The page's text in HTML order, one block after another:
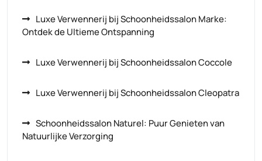
Luxe Verwennerij bij Schoonheidssalon Marke:
Ontdek de Ultieme Ontspanning
Luxe Verwennerij bij Schoonheidssalon Coccole
Luxe Verwennerij bij Schoonheidssalon Cleopatra
Schoonheidssalon Naturel: Puur Genieten van
Natuurlijke Verzorging